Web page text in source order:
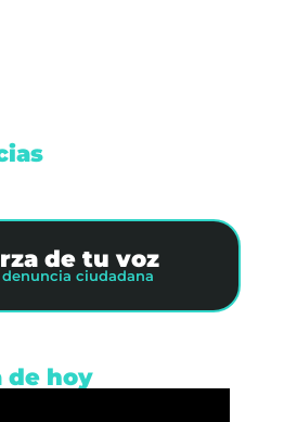
de tu voz
denuncia ciudadana
de hoy